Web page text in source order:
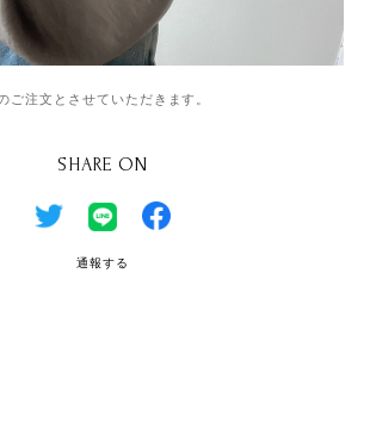
ご注文とさせていただきます。
SHARE ON
通報する